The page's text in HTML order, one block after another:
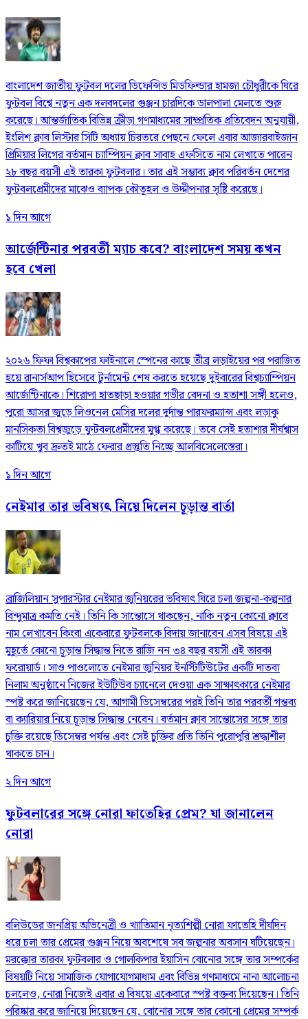
বাংলাদেশ জাতীয় ফুটবল দলের ডিফেন্সিভ মিডফিল্ডার হামজা চৌধুরীকে ঘিরে
ফুটবল বিশ্বে নতুন এক দলবদলের গুঞ্জন চারদিকে ডালপালা মেলতে শুরু
করেছে। আন্তর্জাতিক বিভিন্ন ক্রীড়া গণমাধ্যমের সাম্প্রতিক প্রতিবেদন অনুযায়ী,
ইংলিশ ক্লাব লিস্টার সিটি অধ্যায় চিরতরে পেছনে ফেলে এবার আজারবাইজান
প্রিমিয়ার লিগের বর্তমান চ্যাম্পিয়ন ক্লাব সাবাহ এফসিতে নাম লেখাতে পারেন
২৮ বছর বয়সী এই তারকা ফুটবলার। তার এই সম্ভাব্য ক্লাব পরিবর্তন দেশের
ফুটবলপ্রেমীদের মাঝেও ব্যাপক কৌতূহল ও উদ্দীপনার সৃষ্টি করেছে।
১ দিন আগে
আর্জেন্টিনার পরবর্তী ম্যাচ কবে? বাংলাদেশ সময় কখন
হবে খেলা
২০২৬ ফিফা বিশ্বকাপের ফাইনালে স্পেনের কাছে তীব্র লড়াইয়ের পর পরাজিত
হয়ে রানার্সআপ হিসেবে টুর্নামেন্ট শেষ করতে হয়েছে দুইবারের বিশ্বচ্যাম্পিয়ন
আর্জেন্টিনাকে। শিরোপা হাতছাড়া হওয়ার গভীর বেদনা ও হতাশা সঙ্গী হলেও,
পুরো আসর জুড়ে লিওনেল মেসির দলের দুর্দান্ত পারফরম্যান্স এবং লড়াকু
মানসিকতা বিশ্বজুড়ে ফুটবলপ্রেমীদের মুগ্ধ করেছে। তবে সেই হতাশার দীর্ঘশ্বাস
কাটিয়ে খুব দ্রুতই মাঠে ফেরার প্রস্তুতি নিচ্ছে আলবিসেলেস্তেরা।
১ দিন আগে
নেইমার তার ভবিষ্যৎ নিয়ে দিলেন চূড়ান্ত বার্তা
ব্রাজিলিয়ান সুপারস্টার নেইমার জুনিয়রের ভবিষ্যৎ ঘিরে চলা জল্পনা-কল্পনার
বিন্দুমাত্র কমতি নেই। তিনি কি সান্তোসে থাকছেন, নাকি নতুন কোনো ক্লাবে
নাম লেখাবেন কিংবা একেবারে ফুটবলকে বিদায় জানাবেন এসব বিষয়ে এই
মুহূর্তে কোনো চূড়ান্ত সিদ্ধান্ত নিতে রাজি নন ৩৪ বছর বয়সী এই তারকা
ফরোয়ার্ড। সাও পাওলোতে নেইমার জুনিয়র ইনস্টিটিউটের একটি দাতব্য
নিলাম অনুষ্ঠানে নিজের ইউটিউব চ্যানেলে দেওয়া এক সাক্ষাৎকারে নেইমার
স্পষ্ট করে জানিয়েছেন যে, আগামী ডিসেম্বরের পরই তিনি তার পরবর্তী গন্তব্য
বা ক্যারিয়ার নিয়ে চূড়ান্ত সিদ্ধান্ত নেবেন। বর্তমান ক্লাব সান্তোসের সঙ্গে তার
চুক্তি রয়েছে ডিসেম্বর পর্যন্ত এবং সেই চুক্তির প্রতি তিনি পুরোপুরি শ্রদ্ধাশীল
থাকতে চান।
২ দিন আগে
ফুটবলারের সঙ্গে নোরা ফাতেহির প্রেম? যা জানালেন
নোরা
বলিউডের জনপ্রিয় অভিনেত্রী ও খ্যাতিমান নৃত্যশিল্পী নোরা ফাতেহি দীর্ঘদিন
ধরে চলা তার প্রেমের গুঞ্জন নিয়ে অবশেষে সব জল্পনার অবসান ঘটিয়েছেন।
মরক্কোর তারকা ফুটবলার ও গোলকিপার ইয়াসিন বোনোর সঙ্গে তার সম্পর্কের
বিষয়টি নিয়ে সামাজিক যোগাযোগমাধ্যম এবং বিভিন্ন গণমাধ্যমে নানা আলোচনা
চললেও, নোরা নিজেই এবার এ বিষয়ে একেবারে স্পষ্ট বক্তব্য দিয়েছেন। তিনি
পরিষ্কার করে জানিয়ে দিয়েছেন যে, বোনোর সঙ্গে তার কোনো প্রেমের সম্পর্ক